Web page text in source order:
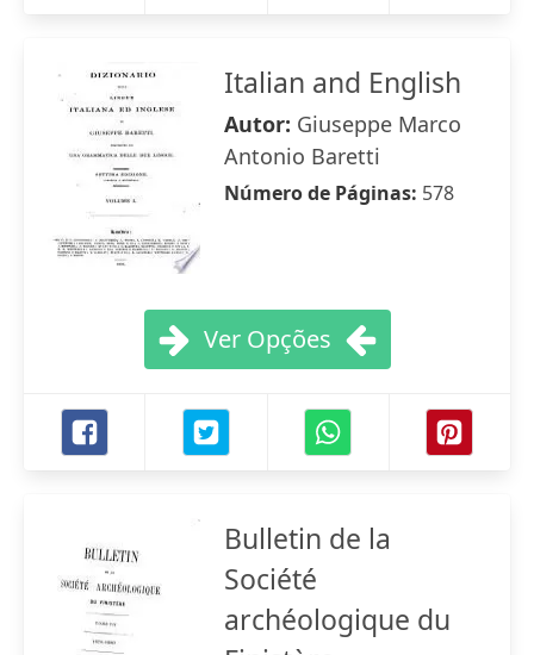
Italian and English
Autor: Giuseppe Marco
Antonio Baretti
Número de Páginas: 578
Ver Opções
Bulletin de la
Société
archéologique du